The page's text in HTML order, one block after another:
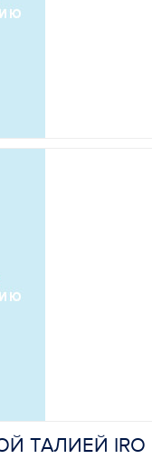
ТАЛИЕЙ IRO